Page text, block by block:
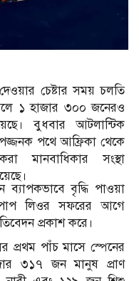
চেষ্টার সময় চলতি
১ হাজার ৩০০ জনেরও
বুধবার আটলান্টিক
পথে আফ্রিকা থেকে
মানবাধিকার সংস্থা
বৃদ্ধি পাওয়া
পোপ লিওর সফরের আগে
প্রকাশ করে।
প্রথম পাঁচ মাসে স্পেনের
৩১৭ জন মানুষ প্রাণ